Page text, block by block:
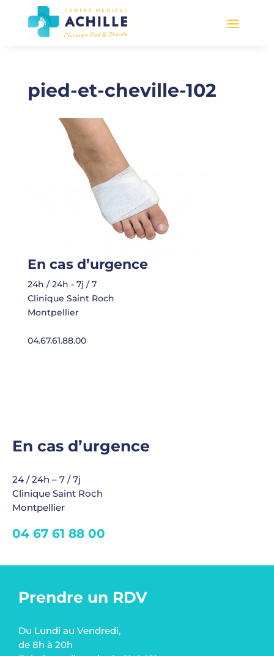
pied-et-cheville-102
En cas d’urgence
24h / 24h - 7j / 7
Clinique Saint Roch
Montpellier
04.67.61.88.00
En cas d’urgence
24 / 24h – 7 / 7j
Clinique Saint Roch
Montpellier
04 67 61 88 00
Prendre un RDV
Du Lundi au Vendredi,
de 8h à 20h